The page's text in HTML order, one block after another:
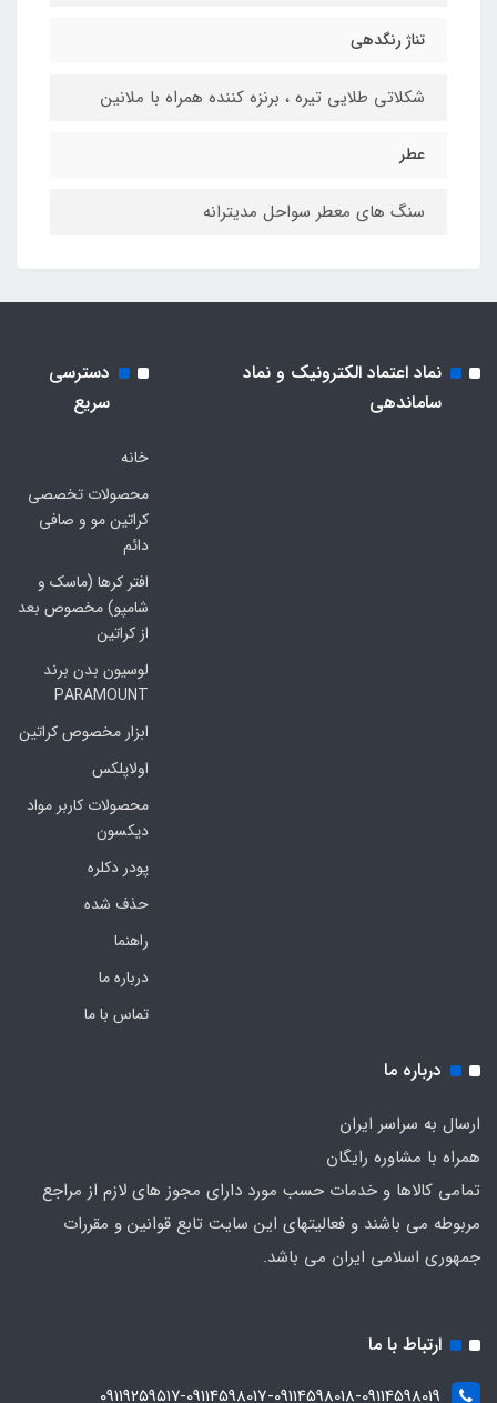
تناژ رنگدهی
شكلاتى طلايى تيره ، برنزه كننده همراه با ملانين
عطر
سنگ هاى معطر سواحل مديترانه
نماد اعتماد الکترونیک و نماد
ساماندهی
دسترسی
سریع
خانه
محصولات تخصصی
کراتین مو و صافی
دائم
افتر کرها (ماسک و
شامپو) مخصوص بعد
از کراتین
لوسیون بدن برند
PARAMOUNT
ابزار مخصوص کراتین
اولاپلکس
محصولات کاربر مواد
دیکسون
پودر دکلره
حذف شده
راهنما
درباره ما
تماس با ما
درباره ما
ارسال به سراسر ایران
همراه با مشاوره رایگان
تمامی کالاها و خدمات حسب مورد دارای مجوز های لازم از مراجع
مربوطه می باشند و فعالیتهای این سایت تابع قوانین و مقررات
جمهوری اسلامی ایران می باشد.
ارتباط با ما
۰۹۱۱۹۲۵۹۵۱۷-09114598017-09114598018-09114598019